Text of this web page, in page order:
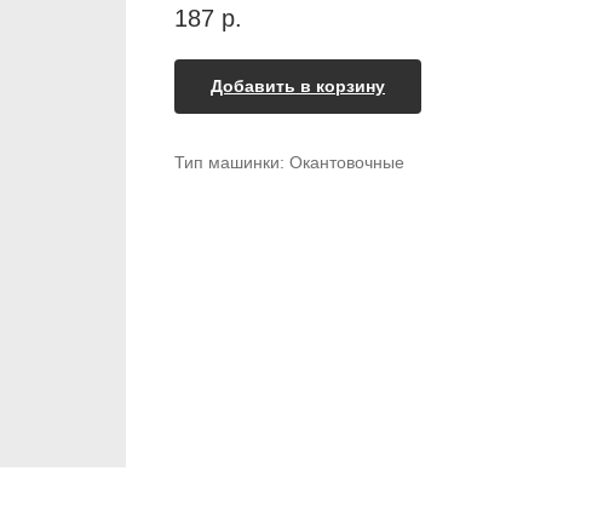
187 р.
Добавить в корзину
Тип машинки: Окантовочные